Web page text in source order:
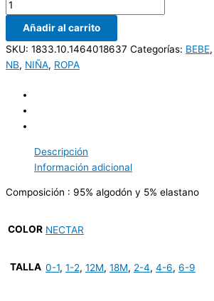
Añadir al carrito
SKU: 1833.10.1464018637 Categorías: BEBE,
NB, NIÑA, ROPA
Descripción
Información adicional
Composición : 95% algodón y 5% elastano
COLOR NECTAR
TALLA 0-1, 1-2, 12M, 18M, 2-4, 4-6, 6-9